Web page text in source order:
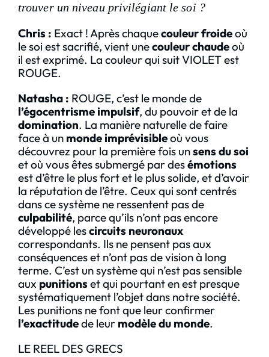
trouver un niveau privilégiant le soi ?
Chris : Exact ! Après chaquecouleur froideoù
le soi est sacrifié, vient unecouleur chaudeoù
il est exprimé. La couleur qui suit VIOLET est
ROUGE.
Natasha : ROUGE, c’est le monde de
l’égocentrisme impulsif, du pouvoir et de la
domination. La manière naturelle de faire
face à un monde imprévisibleoù vous
découvrez pour la première fois unsens du soi
et où vous êtes submergé par desémotions
est d’être le plus fort et le plus solide, et d’avoir
la réputation de l’être. Ceux qui sont centrés
dans ce système ne ressentent pas de
culpabilité, parce qu’ils n’ont pas encore
développé lescircuits neuronaux
correspondants. Ils ne pensent pas aux
conséquences et n’ont pas de vision à long
terme. C’est un système qui n’est pas sensible
aux punitionset qui pourtant en est presque
systématiquement l’objet dans notre société.
Les punitions ne font que leur confirmer
l’exactitudede leur modèle du monde.
LE REEL DES GRECS